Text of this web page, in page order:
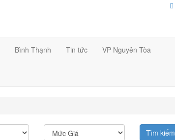
Bình Thạnh Tin tức VP Nguyên Tòa
Tìm kiếm